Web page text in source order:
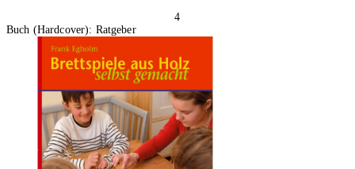
4
Buch (Hardcover): Ratgeber